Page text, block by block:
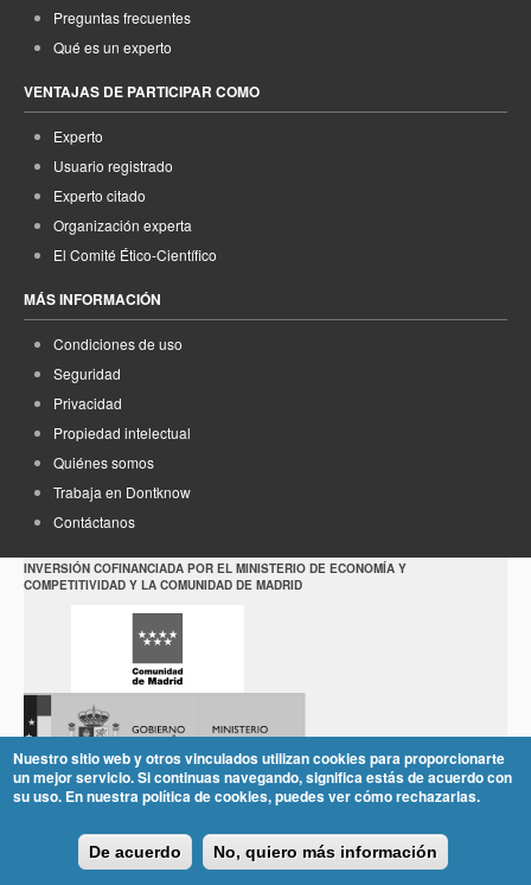
Preguntas frecuentes
Qué es un experto
VENTAJAS DE PARTICIPAR COMO
Experto
Usuario registrado
Experto citado
Organización experta
El Comité Ético-Científico
MÁS INFORMACIÓN
Condiciones de uso
Seguridad
Privacidad
Propiedad intelectual
Quiénes somos
Trabaja en Dontknow
Contáctanos
INVERSIÓN COFINANCIADA POR EL MINISTERIO DE ECONOMÍA Y
COMPETITIVIDAD Y LA COMUNIDAD DE MADRID
Nuestro sitio web y otros vinculados utilizan cookies para proporcionarte
un mejor servicio. Si continuas navegando, significa estás de acuerdo con
su uso. En nuestra política de cookies, puedes ver cómo rechazarlas.
De acuerdo No, quiero más información